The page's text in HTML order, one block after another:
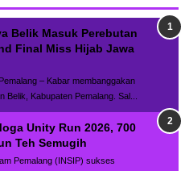
Belik Masuk Perebutan
Final Miss Hijab Jawa
– Kabar membanggakan
Belik, Kabupaten Pemalang. Sal...
Unity Run 2026, 700
Teh Semugih
Pemalang (INSIP) sukses